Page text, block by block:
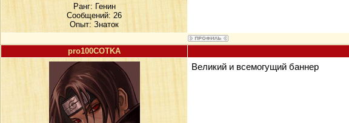
Ранг: Генин
Сообщений: 26
Опыт: Знаток
pro100COTKA
Великий и всемогущий баннер